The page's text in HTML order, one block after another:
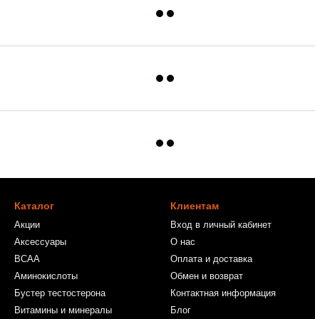
Каталог
Акции
Аксессуары
BCAA
Аминокислоты
Бустер тестостерона
Витамины и минералы
Клиентам
Вход в личный кабинет
О нас
Оплата и доставка
Обмен и возврат
Контактная информация
Блог